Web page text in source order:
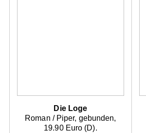
Die Loge
Roman / Piper, gebunden,
19.90 Euro (D).